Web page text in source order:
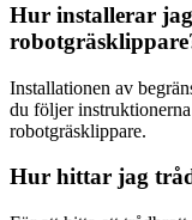
Hur installerar
Installationen av
du följer
robotgräsklippare.
Hur hittar jag